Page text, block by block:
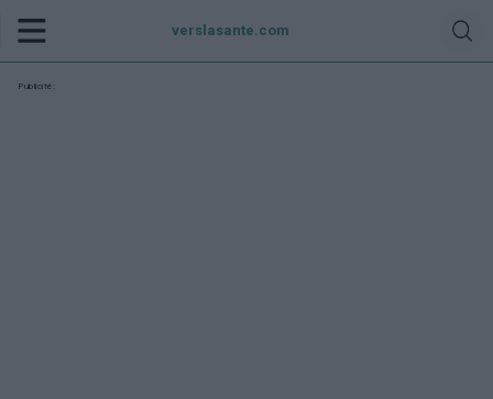
verslasante.com
Publicité: